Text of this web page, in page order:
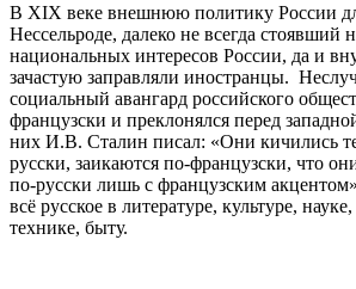
В XIX веке внешнюю политику России
Нессельроде, далеко не всегда стоявший
национальных интересов России, да и
зачастую заправляли иностранцы.
социальный авангард российского
французски и преклонялся перед
них И.В. Сталин писал: «Они кичились
русски, заикаются по-французски, что
по-русски лишь с французским
всё русское в литературе, культуре,
технике, быту.